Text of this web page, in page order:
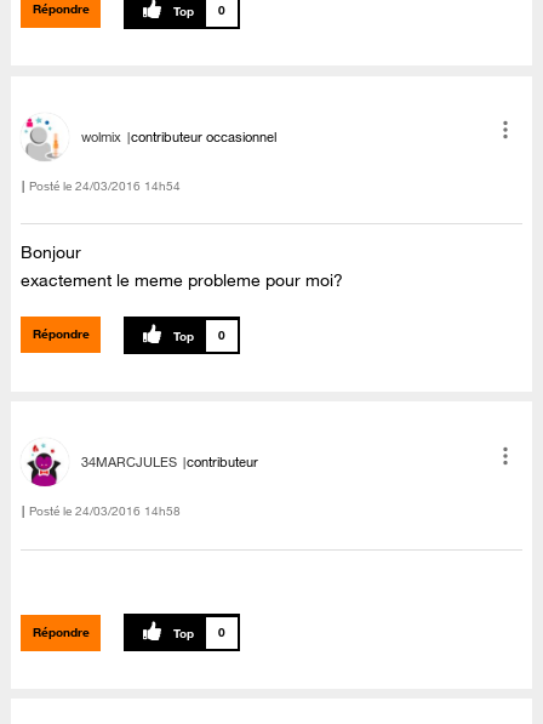
Répondre 0
wolmix contributeur occasionnel
Posté le ‎24/03/2016 14h54
Bonjour
exactement le meme probleme pour moi?
Répondre 0
34MARCJULES contributeur
Posté le ‎24/03/2016 14h58
Répondre 0